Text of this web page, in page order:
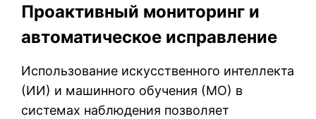
Проактивный мониторинг и
автоматическое исправление
Использование искусственного интеллекта
(ИИ) и машинного обучения (МО) в
системах наблюдения позволяет